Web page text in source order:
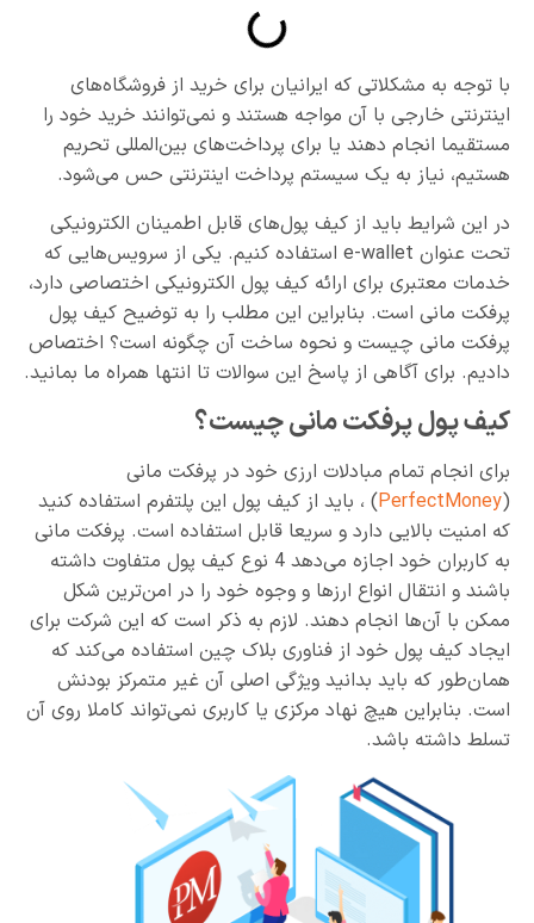
با توجه به مشکلاتی که ایرانیان برای خرید از فروشگاه‌های
اینترنتی خارجی با آن مواجه هستند و نمی‌توانند خرید خود را
مستقیما انجام دهند یا برای پرداخت‌های بین‌المللی تحریم
هستیم، نیاز به یک سیستم پرداخت اینترنتی حس می‌شود.
در این شرایط باید از کیف پول‌های قابل اطمینان الکترونیکی
تحت عنوان e-wallet استفاده کنیم. یکی از سرویس‌هایی که
خدمات معتبری برای ارائه کیف پول الکترونیکی اختصاصی دارد،
پرفکت مانی است. بنابراین این مطلب را به توضیح کیف پول
پرفکت مانی چیست و نحوه ساخت آن چگونه است؟ اختصاص
دادیم. برای آگاهی از پاسخ این سوالات تا انتها همراه ما بمانید.
کیف پول پرفکت مانی چیست؟
برای انجام تمام مبادلات ارزی خود در پرفکت مانی
(
PerfectMoney) ، باید از کیف پول این پلتفرم استفاده کنید
که امنیت بالایی دارد و سریعا قابل استفاده است. پرفکت مانی
به کاربران خود اجازه می‌دهد 4 نوع کیف پول متفاوت داشته
باشند و انتقال انواع ارزها و وجوه خود را در امن‌ترین شکل
ممکن با آن‌ها انجام دهند. لازم به ذکر است که این شرکت برای
ایجاد کیف پول خود از فناوری بلاک چین استفاده می‌کند که
همان‌طور که باید بدانید ویژگی اصلی آن غیر متمرکز بودنش
است. بنابراین هیچ نهاد مرکزی یا کاربری نمی‌تواند کاملا روی آن
تسلط داشته باشد.